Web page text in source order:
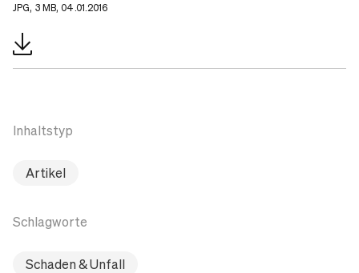
JPG, 3 MB, 04.01.2016
Inhaltstyp
Artikel
Schlagworte
Schaden & Unfall